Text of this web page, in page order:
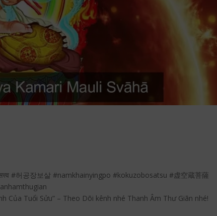
#허공장보살 #namkhainyingpo #kokuzobosatsu #虚空蔵菩薩
Của Tuổi Sửu” – Theo Dõi kênh nhé Thanh Âm Thư Giãn nhé!